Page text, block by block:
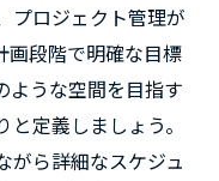
プロジェクト管理が
画段階で明確な目標
ような空間を目指す
定義しましょう。
がら詳細なスケジュ